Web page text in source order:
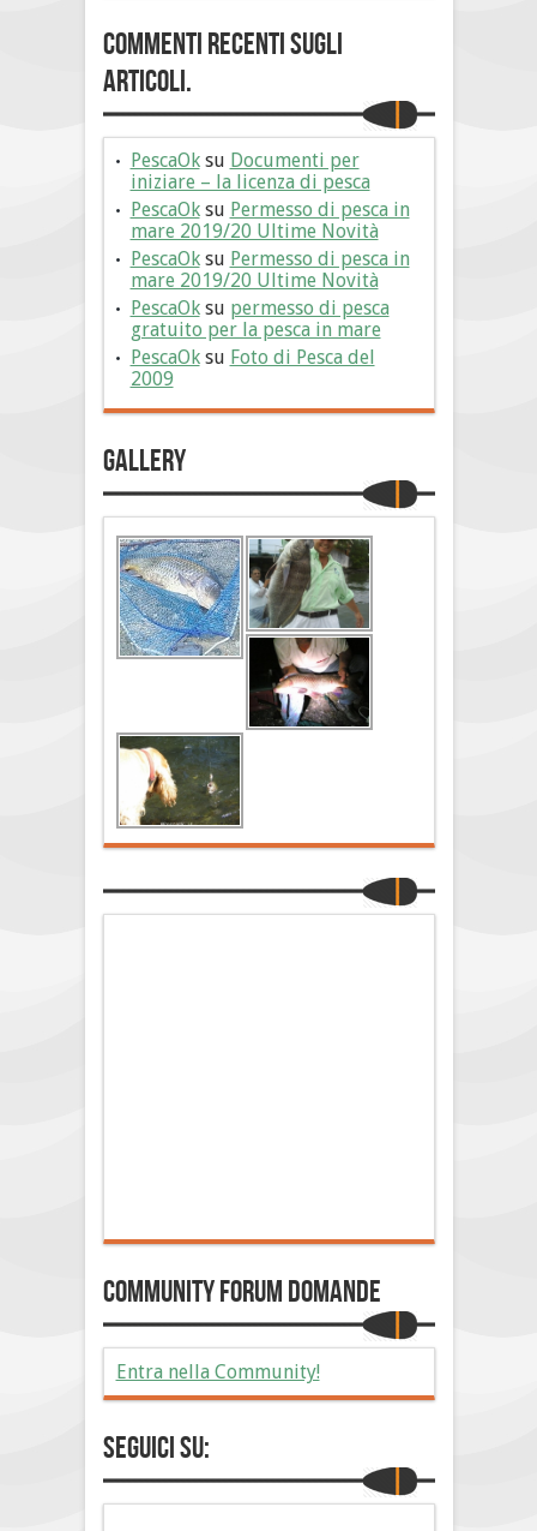
Commenti Recenti sugli
articoli.
PescaOksu Documenti per
iniziare – la licenza di pesca
PescaOksu Permesso di pesca in
mare 2019/20 Ultime Novità
PescaOksu Permesso di pesca in
mare 2019/20 Ultime Novità
PescaOksu permesso di pesca
gratuito per la pesca in mare
PescaOksu Foto di Pesca del
2009
Gallery
Community Forum Domande
Entra nella Community!
Seguici su: